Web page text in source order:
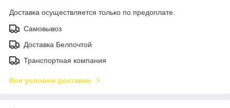
Доставка осуществляется только по предоплате.
Самовывоз
Доставка Белпочтой
Транспортная компания
Все условия доставки